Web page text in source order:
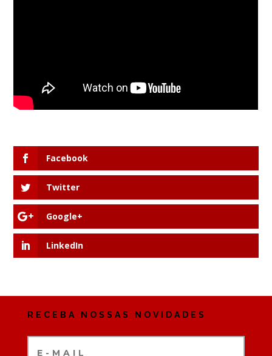
Facebook
Twitter
Google+
LinkedIn
RECEBA NOSSAS NOVIDADES